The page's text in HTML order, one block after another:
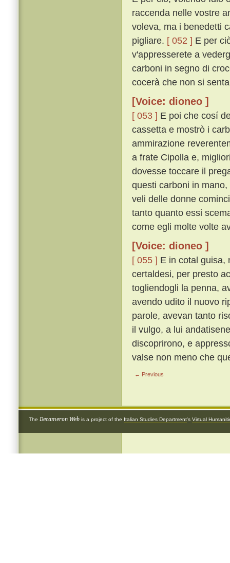
raccenda nelle vostre
voleva, ma i benedetti
pigliare. [ 052 ] E per
v'appresserete a
carboni in segno di
cocerà che non si
[Voice: dioneo ]
[ 053 ] E poi che cosí
cassetta e mostrò i
ammirazione
a frate Cipolla e,
dovesse toccare il
questi carboni in
veli delle donne
tanto quanto essi
come egli molte volte
[Voice: dioneo ]
[ 055 ] E in cotal guisa,
certaldesi, per presto
togliendogli la penna,
avendo udito il nuovo
parole, avevan tanto
il vulgo, a lui
discoprirono, e
valse non meno che
← Previous
The Decameron Web is a project of the Italian Studies Department's Virtual